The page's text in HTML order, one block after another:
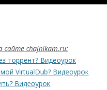
сайте chajnikam.ru:
торрент? Видеоурок
VirtualDub? Видеоурок
Видеоурок